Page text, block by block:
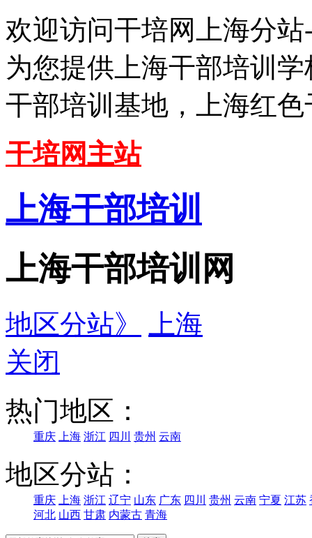
欢迎访问干培网上海分
为您提供上海干部培训
干部培训基地，上海红
干培网主站
上海干部培训
上海干部培训网
地区分站》
上海
关闭
热门地区：
重庆 上海 浙江 四川 贵州 云南
地区分站：
重庆 上海 浙江 辽宁 山东 广东 四川 贵州 云南 宁夏 江苏
河北 山西 甘肃 内蒙古 青海